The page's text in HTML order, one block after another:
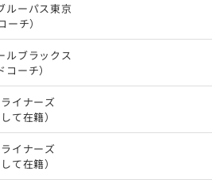
ルーパス東京
ーチ）
ブラックス
ーチ）
イナーズ
て在籍）
イナーズ
て在籍）